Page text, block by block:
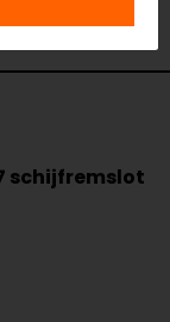
schijfremslot